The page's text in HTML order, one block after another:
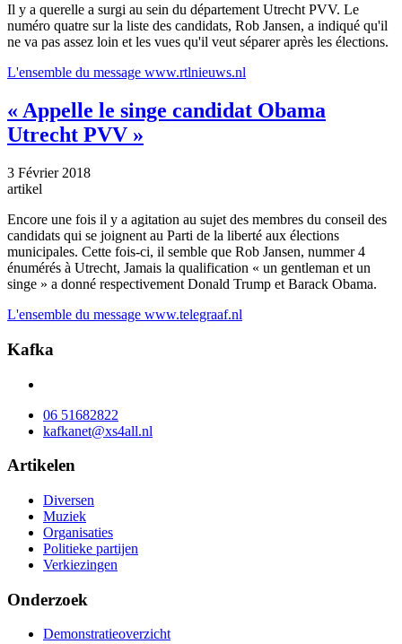
Il y a querelle a surgi au sein du département Utrecht PVV. Le
numéro quatre sur la liste des candidats, Rob Jansen, a indiqué qu'il
ne va pas assez loin et les vues qu'il veut séparer après les élections.
L'ensemble du message www.rtlnieuws.nl
« Appelle le singe candidat Obama
Utrecht PVV »
3 Février 2018
artikel
Encore une fois il y a agitation au sujet des membres du conseil des
candidats qui se joignent au Parti de la liberté aux élections
municipales. Cette fois-ci, il semble que Rob Jansen, nummer 4
énumérés à Utrecht, Jamais la qualification « un gentleman et un
singe » a donné respectivement Donald Trump et Barack Obama.
L'ensemble du message www.telegraaf.nl
Kafka
06 51682822
kafkanet@xs4all.nl
Artikelen
Diversen
Muziek
Organisaties
Politieke partijen
Verkiezingen
Onderzoek
Demonstratieoverzicht